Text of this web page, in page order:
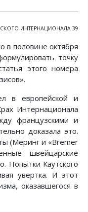
ИНТЕРНАЦИОНАЛА 39
в половине октября
точку
этого номера
в европейской и
Интернационала
французскими и
доказала это.
(Меринг и «Bremer
швейцарские
Попытки Каутского
увертка. И этот
оказавшегося в